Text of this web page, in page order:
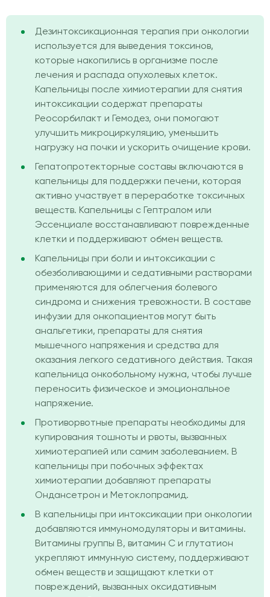
Дезинтоксикационная терапия при онкологии
используется для выведения токсинов,
которые накопились в организме после
лечения и распада опухолевых клеток.
Капельницы после химиотерапии для снятия
интоксикации содержат препараты
Реосорбилакт и Гемодез, они помогают
улучшить микроциркуляцию, уменьшить
нагрузку на почки и ускорить очищение крови.
Гепатопротекторные составы включаются в
капельницы для поддержки печени, которая
активно участвует в переработке токсичных
веществ. Капельницы с Гептралом или
Эссенциале восстанавливают поврежденные
клетки и поддерживают обмен веществ.
Капельницы при боли и интоксикации с
обезболивающими и седативными растворами
применяются для облегчения болевого
синдрома и снижения тревожности. В составе
инфузии для онкопациентов могут быть
анальгетики, препараты для снятия
мышечного напряжения и средства для
оказания легкого седативного действия. Такая
капельница онкобольному нужна, чтобы лучше
переносить физическое и эмоциональное
напряжение.
Противорвотные препараты необходимы для
купирования тошноты и рвоты, вызванных
химиотерапией или самим заболеванием. В
капельницы при побочных эффектах
химиотерапии добавляют препараты
Ондансетрон и Метоклопрамид.
В капельницы при интоксикации при онкологии
добавляются иммуномодуляторы и витамины.
Витамины группы B, витамин C и глутатион
укрепляют иммунную систему, поддерживают
обмен веществ и защищают клетки от
повреждений, вызванных оксидативным